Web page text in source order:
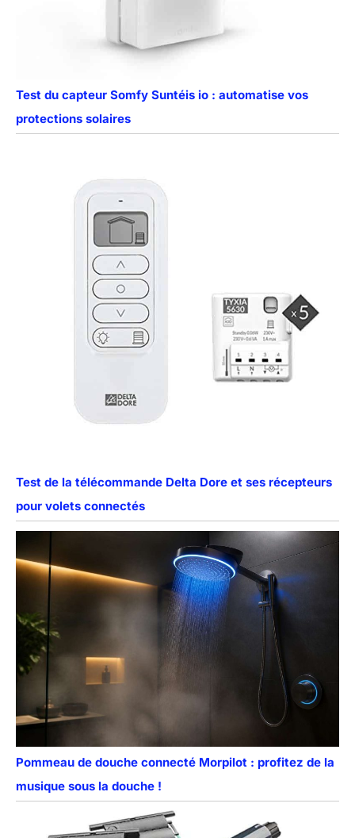
Test du capteur Somfy Suntéis io : automatise vos
protections solaires
Test de la télécommande Delta Dore et ses récepteurs
pour volets connectés
Pommeau de douche connecté Morpilot : profitez de la
musique sous la douche !